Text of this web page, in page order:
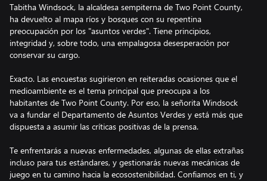
Tabitha Windsock, la alcaldesa sempiterna de Two Point County,
ha devuelto al mapa ríos y bosques con su repentina
preocupación por los "asuntos verdes". Tiene principios,
integridad y, sobre todo, una empalagosa desesperación por
conservar su cargo.
Exacto. Las encuestas sugirieron en reiteradas ocasiones que el
medioambiente es el tema principal que preocupa a los
habitantes de Two Point County. Por eso, la señorita Windsock
va a fundar el Departamento de Asuntos Verdes y está más que
dispuesta a asumir las críticas positivas de la prensa.
Te enfrentarás a nuevas enfermedades, algunas de ellas extrañas
incluso para tus estándares, y gestionarás nuevas mecánicas de
juego en tu camino hacia la ecosostenibilidad. Confiamos en ti, y